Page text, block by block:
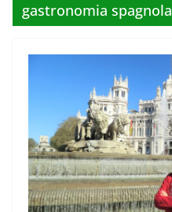
gastronomia spagnola